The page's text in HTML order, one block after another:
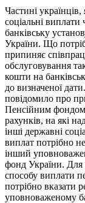
Частині
соціальні виплати
банківську
України. Що
припиняє
обслуговування
кошти на
до визначеної
повідомило про
Пенсійним фондом
рахунків, на які
інші державні
виплат потрібно
інший
фонд України. Для
способу виплати
потрібно вказати
уповноваженому